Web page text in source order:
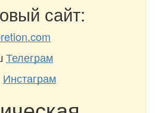
сайт:
Телеграм
Инстаграм